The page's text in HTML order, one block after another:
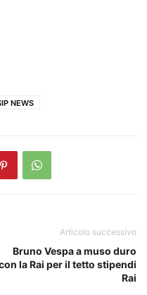
NEWS
Articolo successivo
Bruno Vespa a muso duro
la Rai per il tetto stipendi
Rai